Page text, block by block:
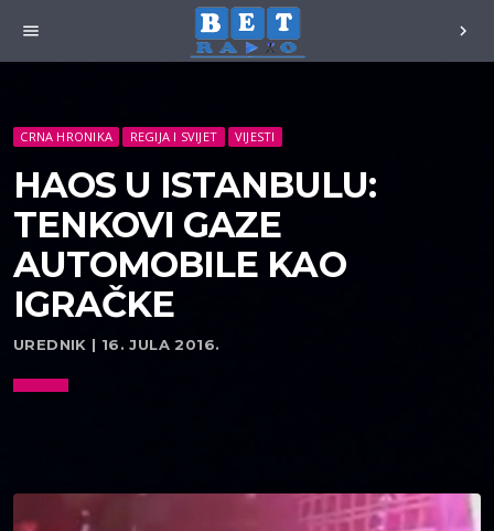
menu chevron_right
CRNA HRONIKA REGIJA I SVIJET VIJESTI
HAOS U ISTANBULU:
TENKOVI GAZE
AUTOMOBILE KAO
IGRAČKE
UREDNIK | 16. JULA 2016.